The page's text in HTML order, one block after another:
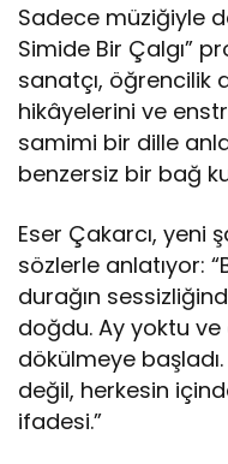
Sadece müziğiyle
Simide Bir Çalgı”
sanatçı, öğrencilik
hikâyelerini ve
samimi bir dille
benzersiz bir bağ
Eser Çakarcı, yeni
sözlerle anlatıyor:
durağın
doğdu. Ay yoktu
dökülmeye
değil, herkesin
ifadesi.”